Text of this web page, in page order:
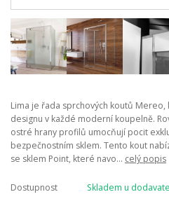
Lima je řada sprchových koutů
designu v každé moderní koupelně.
ostré hrany profilů umocňují pocit
bezpečnostním sklem. Tento kout
se sklem Point, které navo... celý popis
Dostupnost Skladem u